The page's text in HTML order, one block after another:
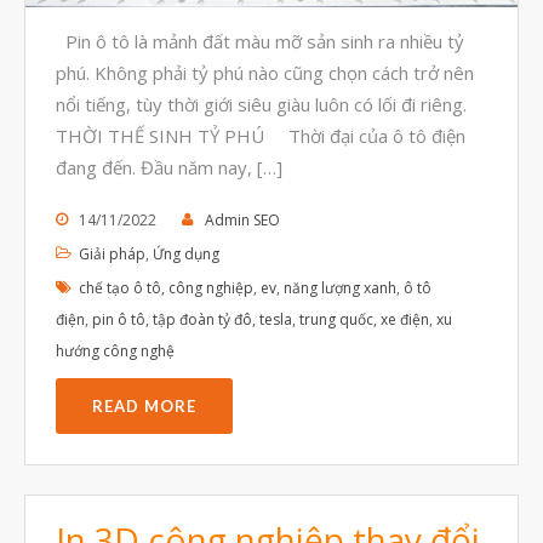
Tháng Tám 2023
Tháng Bảy 2023
Tháng Sáu 2023
Tháng Năm 2023
Tháng Hai 2023
Tháng Một 2023
Tháng Tám 2022
Pin ô tô là mảnh đất màu mỡ sản sinh ra nhiều tỷ
phú. Không phải tỷ phú nào cũng chọn cách trở nên
nổi tiếng, tùy thời giới siêu giàu luôn có lối đi riêng.
THỜI THẾ SINH TỶ PHÚ Thời đại của ô tô điện
đang đến. Đầu năm nay, […]
14/11/2022
Admin SEO
Giải pháp, Ứng dụng
chế tạo ô tô, công nghiệp, ev, năng lượng xanh, ô tô
điện, pin ô tô, tập đoàn tỷ đô, tesla, trung quốc, xe điện, xu
hướng công nghệ
READ MORE